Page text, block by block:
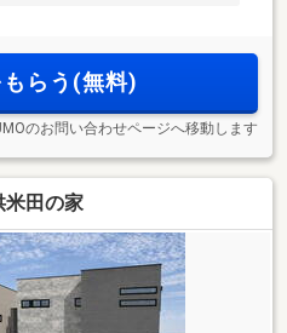
らう(無料)
のお問い合わせページへ移動します
米田の家